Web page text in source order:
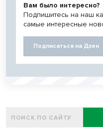
Вам было интересно?
Подпишитесь на наш
самые интересные
Подписаться на Дзен